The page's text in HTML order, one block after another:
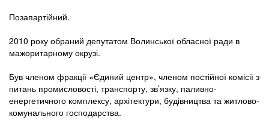
Позапартійний.
2010 року обраний депутатом Волинської обласної ради в
мажоритарному окрузі.
Був членом фракції «Єдиний центр», членом постійної комісії з
питань промисловості, транспорту, зв’язку, паливно-
енергетичного комплексу, архітектури, будівництва та житлово-
комунального господарства.